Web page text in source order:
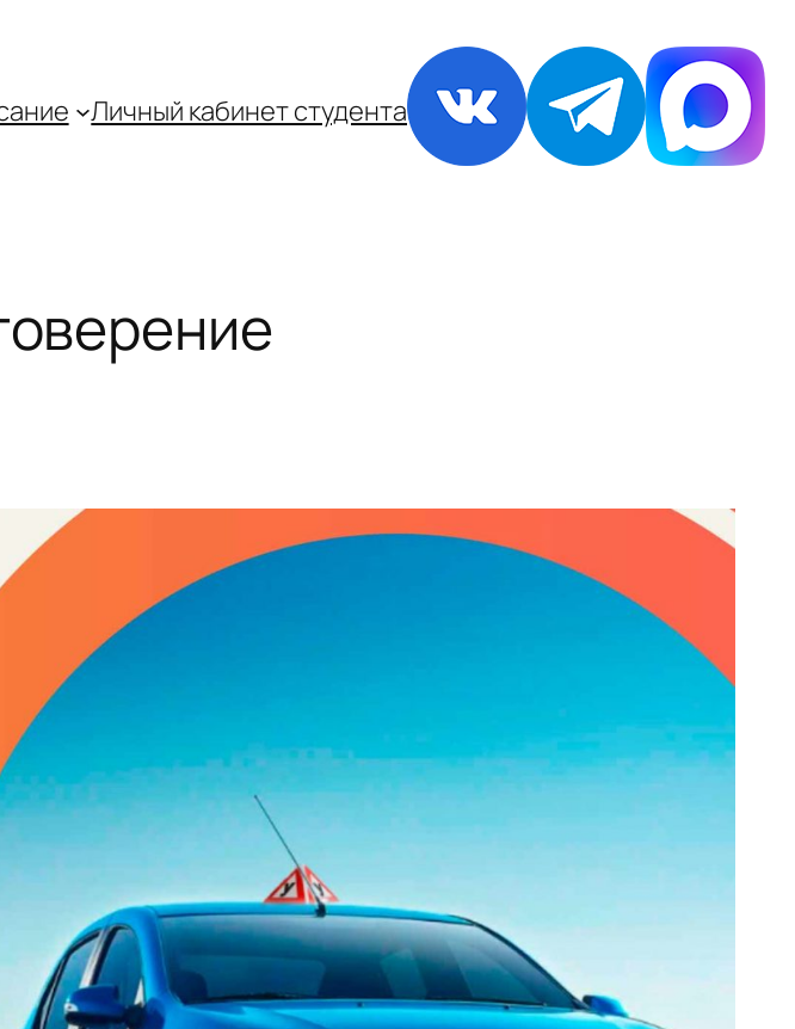
Личный кабинет студента